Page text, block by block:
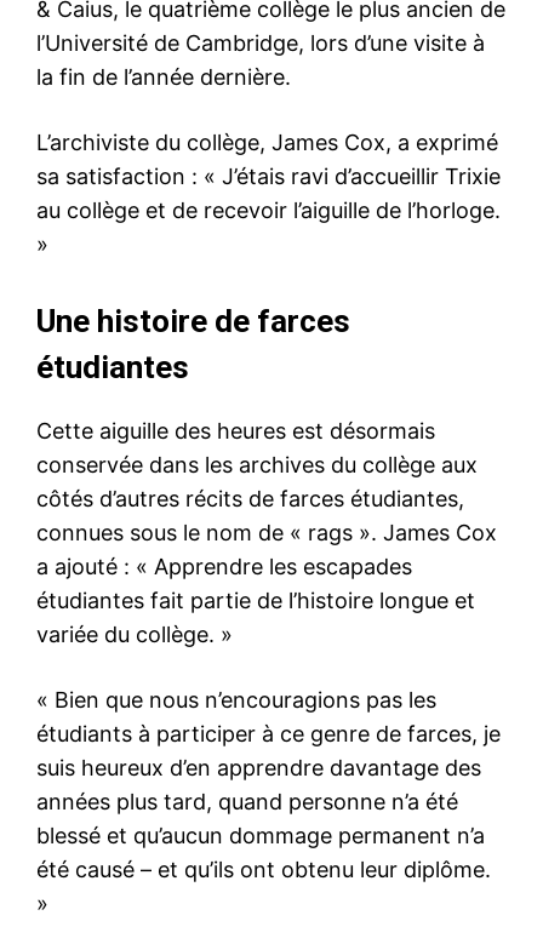
& Caius, le quatrième collège le plus ancien de
l’Université de Cambridge, lors d’une visite à
la fin de l’année dernière.
L’archiviste du collège, James Cox, a exprimé
sa satisfaction : « J’étais ravi d’accueillir Trixie
au collège et de recevoir l’aiguille de l’horloge.
»
Une histoire de farces
étudiantes
Cette aiguille des heures est désormais
conservée dans les archives du collège aux
côtés d’autres récits de farces étudiantes,
connues sous le nom de « rags ». James Cox
a ajouté : « Apprendre les escapades
étudiantes fait partie de l’histoire longue et
variée du collège. »
« Bien que nous n’encouragions pas les
étudiants à participer à ce genre de farces, je
suis heureux d’en apprendre davantage des
années plus tard, quand personne n’a été
blessé et qu’aucun dommage permanent n’a
été causé – et qu’ils ont obtenu leur diplôme.
»